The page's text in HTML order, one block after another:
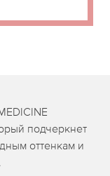
подчеркнет
оттенкам и